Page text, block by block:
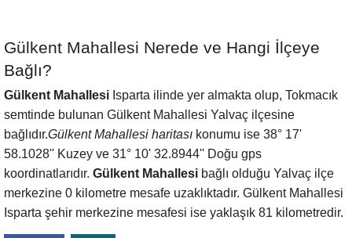
Gülkent Mahallesi Nerede ve Hangi İlçeye
Bağlı?
Gülkent Mahallesi Isparta ilinde yer almakta olup, Tokmacık
semtinde bulunan Gülkent Mahallesi Yalvaç ilçesine
bağlıdır.Gülkent Mahallesi haritası konumu ise 38° 17'
58.1028'' Kuzey ve 31° 10' 32.8944'' Doğu gps
koordinatlarıdır. Gülkent Mahallesi bağlı olduğu Yalvaç ilçe
merkezine 0 kilometre mesafe uzaklıktadır. Gülkent Mahallesi
Isparta şehir merkezine mesafesi ise yaklaşık 81 kilometredir.